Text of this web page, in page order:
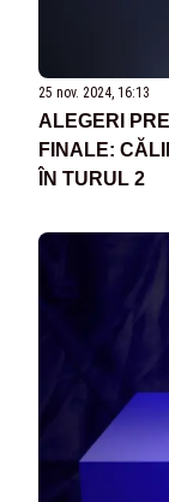
25 nov. 2024, 16:13
ALEGERI
FINALE:
ÎN TURUL 2